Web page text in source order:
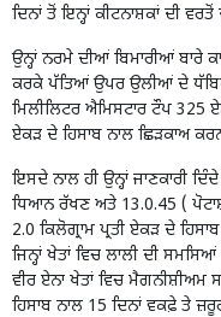
ਦਿਨਾਂ ਤੋਂ ਇਨ੍ਹਾਂ ਕੀਟਨਾਸ਼ਕਾਂ ਦੀ ਵਰਤੋਂ
ਉਨ੍ਹਾਂ ਨਰਮੇ ਦੀਆਂ ਬਿਮਾਰੀਆਂ ਬਾਰੇ
ਕਰਕੇ ਪੱਤਿਆਂ ਉਪਰ ਉਲੀਆਂ ਦੇ
ਮਿਲੀਲਿਟਰ ਐਮਿਸਟਾਰ ਟੌਪ 325
ਏਕੜ ਦੇ ਹਿਸਾਬ ਨਾਲ ਛਿੜਕਾਅ
ਇਸਦੇ ਨਾਲ ਹੀ ਉਨ੍ਹਾਂ ਜਾਣਕਾਰੀ
ਧਿਆਨ ਰੱਖਣ ਅਤੇ 13.0.45 (
2.0 ਕਿਲੋਗ੍ਰਾਮ ਪ੍ਰਤੀ ਏਕੜ ਦੇ
ਜਿਨ੍ਹਾਂ ਖੇਤਾਂ ਵਿਚ ਲਾਲੀ ਦੀ
ਵੀਰ ਏਨਾ ਖੇਤਾਂ ਵਿਚ ਮੈਗਨੀਸ਼ੀਅਮ
ਹਿਸਾਬ ਨਾਲ 15 ਦਿਨਾਂ ਵਕਫ਼ੇ ਤੇ